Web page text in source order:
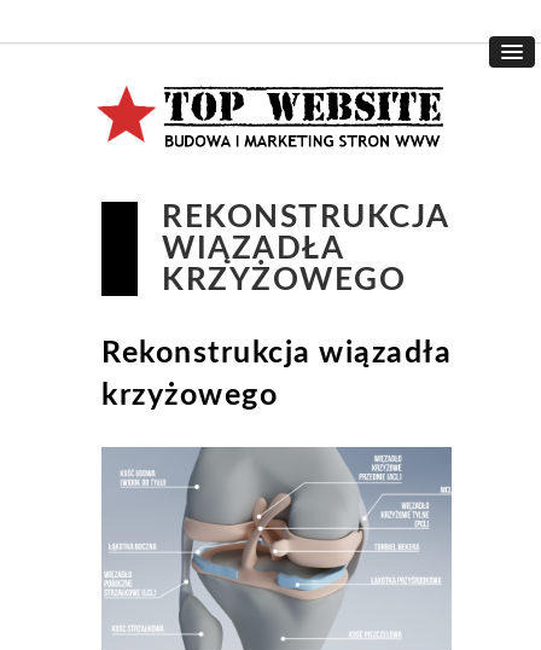
REKONSTRUKCJA
WIĄZADŁA
KRZYŻOWEGO
Rekonstrukcja wiązadła
krzyżowego